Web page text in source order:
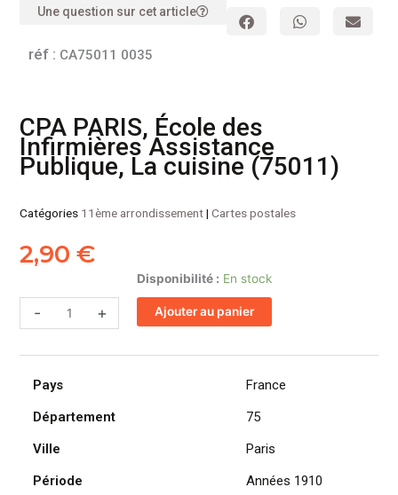
Une question sur cet article
réf : CA75011 0035
CPA PARIS, École des
Infirmières Assistance
Publique, La cuisine (75011)
Catégories 11ème arrondissement|Cartes postales
2,90€
Disponibilité : En stock
-
de
CPA
École
Infirmières
Assistance
cuisine
+ Ajouter au panier
Pays
France
Département
75
Ville
Paris
Période
Années 1910